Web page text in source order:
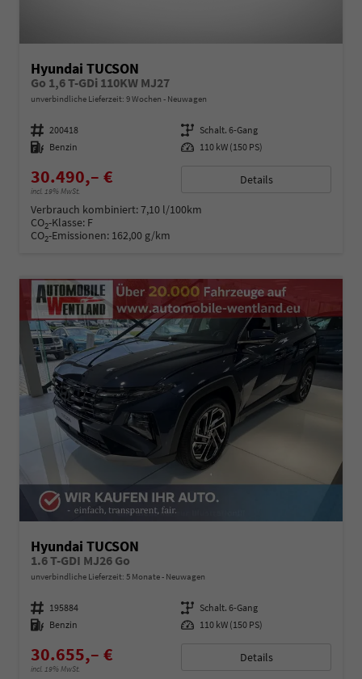
Hyundai TUCSON
Go 1,6 T-GDi 110KW MJ27
unverbindliche Lieferzeit: 9 Wochen Neuwagen
Fahrzeugnummer 200418 Getriebe Schalt. 6-Gang
Kraftstoff Benzin Leistung 110 kW (150 PS)
30.490,– €
incl. 19% MwSt.
Details
Verbrauch kombiniert:7,10 l/100km
CO2-Klasse: F
CO2-Emissionen: 162,00 g/km
Hyundai TUCSON
1.6 T-GDI MJ26 Go
unverbindliche Lieferzeit: 5 Monate Neuwagen
Fahrzeugnummer 195884 Getriebe Schalt. 6-Gang
Kraftstoff Benzin Leistung 110 kW (150 PS)
30.655,– €
incl. 19% MwSt.
Details